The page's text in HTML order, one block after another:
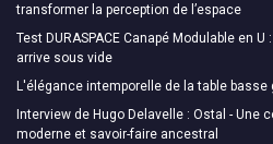
transformer la perception de l’espace
Test DURASPACE Canapé Modulable en
arrive sous vide
L'élégance intemporelle de la table basse
Interview de Hugo Delavelle : Ostal - Une
moderne et savoir-faire ancestral